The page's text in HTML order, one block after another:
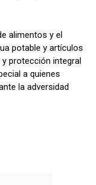
alimentos y el
potable y artículos
protección integral
a quienes
la adversidad